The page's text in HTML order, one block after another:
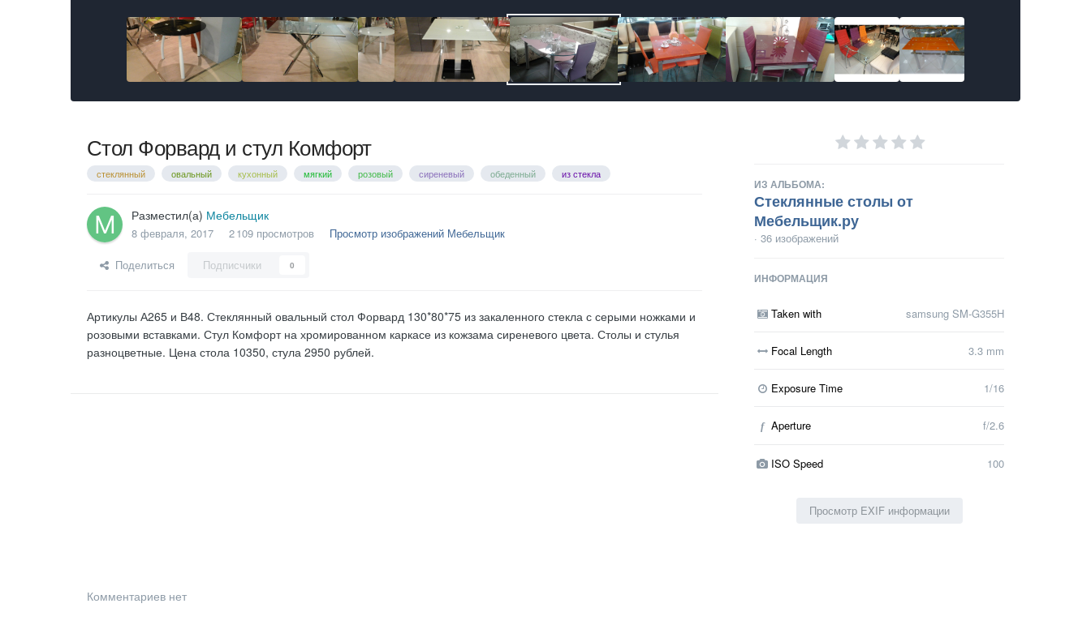
Стол Форвард и стул Комфорт
стеклянный овальный кухонный мягкий розовый сиреневый обеденный из стекла
Разместил(а) Мебельщик
8 февраля, 2017 2 109 просмотров Просмотр изображений Мебельщик
Поделиться Подписчики 0
Артикулы А265 и В48. Стеклянный овальный стол Форвард 130*80*75 из закаленного стекла с серыми ножками и
розовыми вставками. Стул Комфорт на хромированном каркасе из кожзама сиреневого цвета. Столы и стулья
разноцветные. Цена стола 10350, стула 2950 рублей.
ИЗ АЛЬБОМА:
Стеклянные столы от
Мебельщик.ру
· 36 изображений
ИНФОРМАЦИЯ
Taken with samsung SM-G355H
Focal Length 3.3 mm
Exposure Time 1/16
f Aperture f/2.6
ISO Speed 100
Просмотр EXIF информации
Комментариев нет